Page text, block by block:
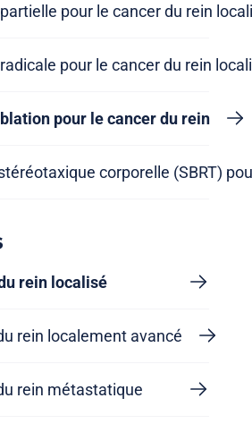
pour le cancer du rein
pour le cancer du rein
pour le cancer du rein
corporelle (SBRT)
rein localisé
rein localement avancé
rein métastatique